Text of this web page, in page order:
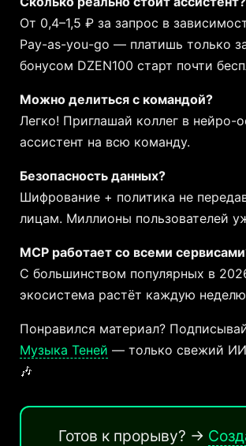
От 0,4–1,5 ₽ за запрос в
Pay-as-you-go — платишь только
бонусом DZEN100 старт почти
Можно делиться с командой?
Легко! Приглашай коллег в
ассистент на всю команду.
Безопасность данных?
Шифрование + политика не
лицам. Миллионы пользователей
MCP работает со всеми
С большинством популярных в
экосистема растёт каждую
Понравился материал?
Музыка Теней — только свежий
🎶
Готов к прорыву? →